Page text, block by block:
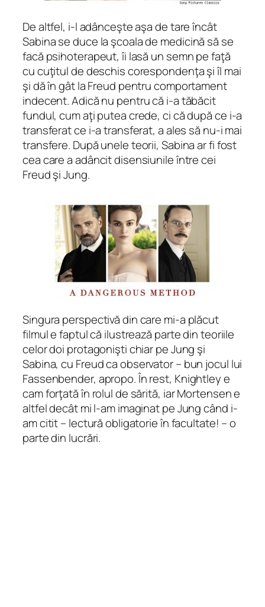
De altfel, i-l adânceşte aşa de tare încât
Sabina se duce la şcoala de medicină să se
facă psihoterapeut, îi lasă un semn pe faţă
cu cuţitul de deschis corespondenţa şi îl mai
şi dă în gât la Freud pentru comportament
indecent. Adică nu pentru că i-a tăbăcit
fundul, cum aţi putea crede, ci că după ce i-a
transferat ce i-a transferat, a ales să nu-i mai
transfere. După unele teorii, Sabina ar fi fost
cea care a adâncit disensiunile între cei
Freud şi Jung.
Singura perspectivă din care mi-a plăcut
filmul e faptul că ilustrează parte din teoriile
celor doi protagonişti chiar pe Jung şi
Sabina, cu Freud ca observator – bun jocul lui
Fassenbender, apropo. În rest, Knightley e
cam forţată în rolul de sărită, iar Mortensen e
altfel decât mi l-am imaginat pe Jung când i-
am citit – lectură obligatorie în facultate! – o
parte din lucrări.